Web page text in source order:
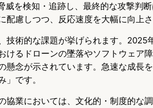
威を検知・追跡し、最終的な攻撃判
配慮しつつ、反応速度を大幅に向上
技術的な課題が挙げられます。2025
けるドローンの墜落やソフトウェア
懸念が示されています。急速な成長
」です。
協業においては、文化的・制度的な